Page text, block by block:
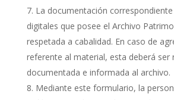
La documentación
digitales que posee el Archivo
respetada a cabalidad. En caso de
referente al material, esta deberá ser
documentada e informada al archivo.
Mediante este formulario, la